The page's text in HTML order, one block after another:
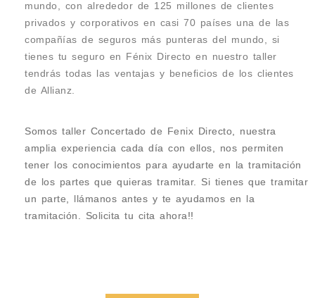
mundo, con alrededor de 125 millones de clientes
privados y corporativos en casi 70 países una de las
compañías de seguros más punteras del mundo, si
tienes tu seguro en Fénix Directo en nuestro taller
tendrás todas las ventajas y beneficios de los clientes
de Allianz.
Somos taller Concertado de Fenix Directo, nuestra
amplia experiencia cada día con ellos, nos permiten
tener los conocimientos para ayudarte en la tramitación
de los partes que quieras tramitar. Si tienes que tramitar
un parte, llámanos antes y te ayudamos en la
tramitación. Solicita tu cita ahora!!